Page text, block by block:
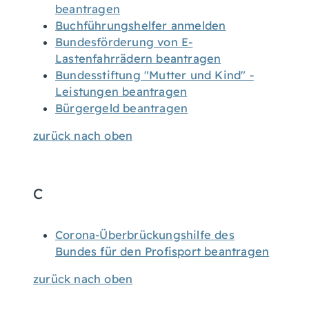
beantragen
Buchführungshelfer anmelden
Bundesförderung von E-
Lastenfahrrädern beantragen
Bundesstiftung "Mutter und Kind" -
Leistungen beantragen
Bürgergeld beantragen
zurück nach oben
C
Corona-Überbrückungshilfe des
Bundes für den Profisport beantragen
zurück nach oben